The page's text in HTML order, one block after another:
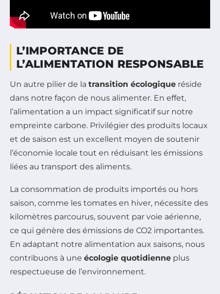
L’IMPORTANCE DE
L’ALIMENTATION RESPONSABLE
Un autre pilier de la transition écologique réside
dans notre façon de nous alimenter. En effet,
l’alimentation a un impact significatif sur notre
empreinte carbone. Privilégier des produits locaux
et de saison est un excellent moyen de soutenir
l’économie locale tout en réduisant les émissions
liées au transport des aliments.
La consommation de produits importés ou hors
saison, comme les tomates en hiver, nécessite des
kilomètres parcourus, souvent par voie aérienne,
ce qui génère des émissions de CO2 importantes.
En adaptant notre alimentation aux saisons, nous
contribuons à une écologie quotidienne plus
respectueuse de l’environnement.